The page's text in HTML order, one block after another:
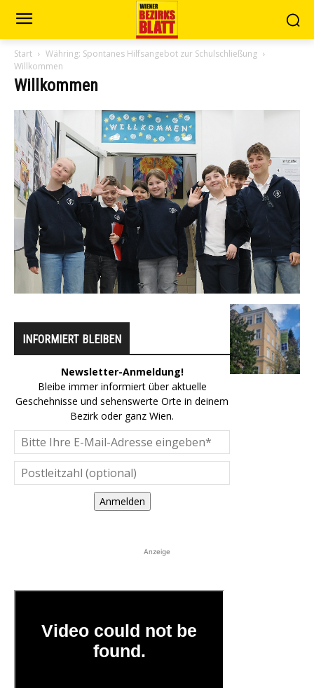
Start
Währing: Spontanes Hilfsangebot zur Schulschließung
Willkommen
Willkommen
INFORMIERT BLEIBEN
Newsletter-Anmeldung!
Bleibe immer informiert über aktuelle
Geschehnisse und sehenswerte Orte in deinem
Bezirk oder ganz Wien.
Anmelden
Anzeige